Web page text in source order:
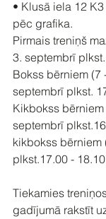
• Klusā iela 12
pēc grafika.
Pirmais treniņš
3. septembrī
Bokss bērniem (7
septembrī plkst.
Kikbokss
septembrī
kikbokss bērniem
plkst.17.00 -
Tiekamies
gadījumā rakstīt